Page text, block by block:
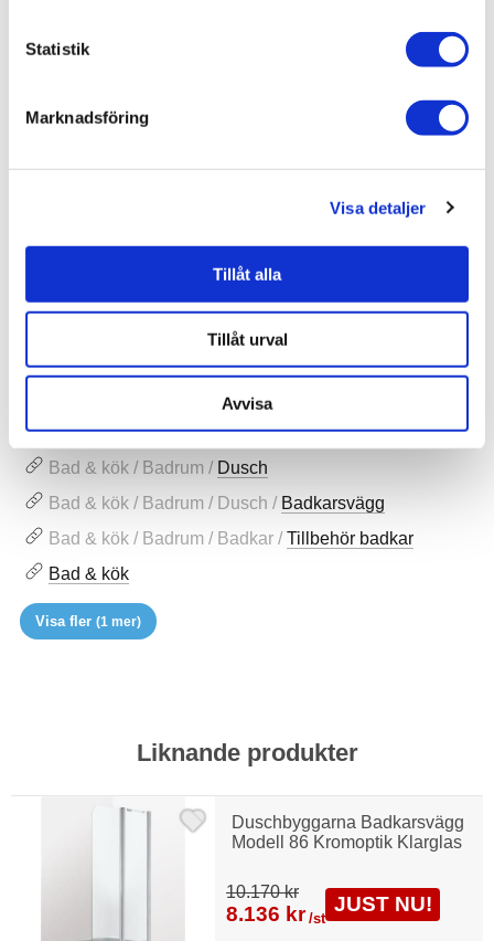
Statistik
Marknadsföring
Visa detaljer
Tillåt alla
Tillåt urval
Avvisa
2.pdf
Duschbyggarna/SQARP/Monteringsanvisning (sv) B234-
Relaterade kategorier
Varumärken /Duschbyggarna
Bad & kök / Badrum / Dusch
Bad & kök / Badrum / Dusch / Badkarsvägg
Bad & kök / Badrum / Badkar /Tillbehör badkar
Bad & kök
Visa fler (1 mer)
Liknande produkter
Duschbyggarna Badkarsvägg
Modell 86 Kromoptik Klarglas
10.170 kr
8.136 kr /st
JUST NU!